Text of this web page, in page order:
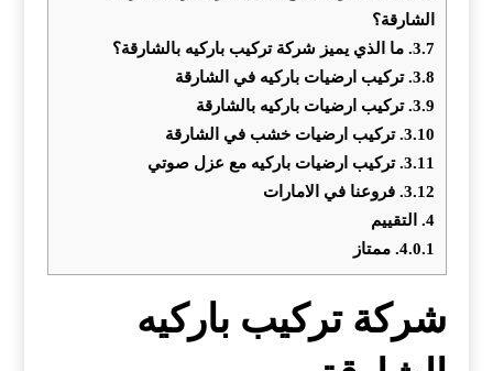
الشارقة؟
3.7. ما الذي يميز شركة تركيب باركيه بالشارقة؟
3.8. تركيب ارضيات باركيه في الشارقة
3.9. تركيب ارضيات باركيه بالشارقة
3.10. تركيب ارضيات خشب في الشارقة
3.11. تركيب ارضيات باركيه مع عزل صوتي
3.12. فروعنا في الامارات
4.
التقييم
4.0.1. ممتاز
شركة تركيب باركيه